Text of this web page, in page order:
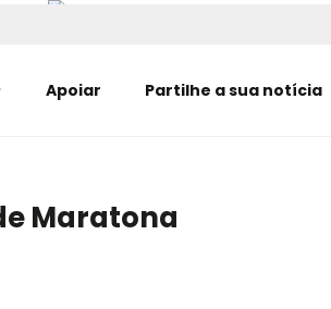
Apoiar Partilhe a sua notícia
Maratona